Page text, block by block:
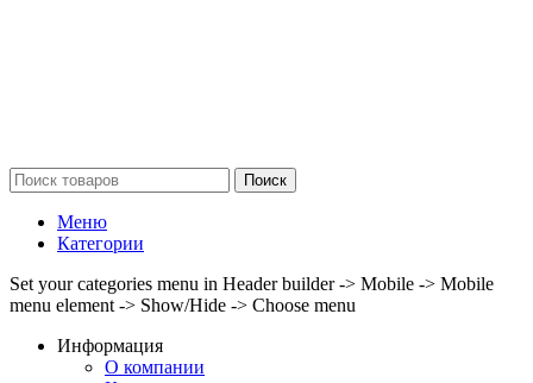
Поиск
Меню
Категории
Set your categories menu in Header builder -> Mobile -> Mobile
menu element -> Show/Hide -> Choose menu
Информация
О компании